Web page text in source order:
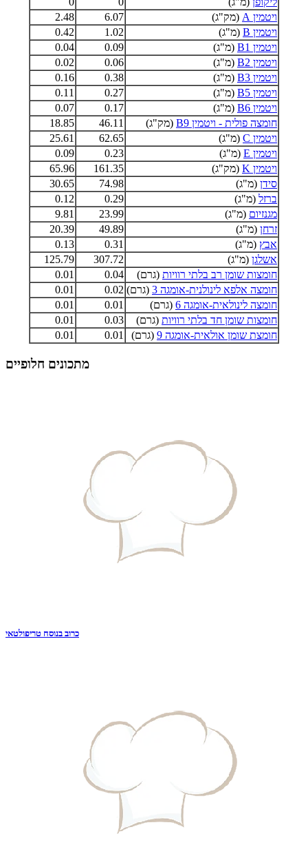
ויטמין A
(מק"ג) 6.07
2.48
ויטמין B
(מ"ג) 1.02
0.42
ויטמין B1
(מ"ג) 0.09
0.04
ויטמין B2
(מ"ג) 0.06
0.02
ויטמין B3
(מ"ג) 0.38
0.16
ויטמין B5
(מ"ג) 0.27
0.11
ויטמין B6
(מ"ג) 0.17
0.07
חומצה פולית - ויטמין B9
(מק"ג) 46.11
18.85
ויטמין C
(מ"ג) 62.65
25.61
ויטמין E
(מ"ג) 0.23
0.09
ויטמין K
(מק"ג) 161.35
65.96
סידן (מ"ג) 74.98
30.65
ברזל (מ"ג) 0.29
0.12
מגנזיום (מ"ג) 23.99
9.81
זרחן (מ"ג) 49.89
20.39
אבץ (מ"ג) 0.31
0.13
אשלגן (מ"ג) 307.72
125.79
חומצות שומן רב בלתי רוויות (גרם) 0.04
0.01
חומצה אלפא לינולנית-אומגה 3
(גרם) 0.02
0.01
חומצה לינולאית-אומגה 6
(גרם) 0.01
0.01
חומצות שומן חד בלתי רוויות (גרם) 0.03
0.01
חומצת שומן אולאית-אומגה 9
(גרם) 0.01
0.01
מתכונים חלופיים
כרוב בנוסח טריפולטאי